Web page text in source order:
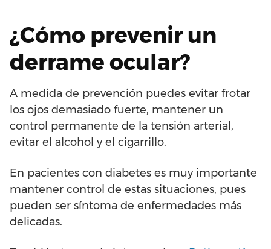
¿Cómo prevenir un
derrame ocular?
A medida de prevención puedes evitar frotar
los ojos demasiado fuerte, mantener un
control permanente de la tensión arterial,
evitar el alcohol y el cigarrillo.
En pacientes con diabetes es muy importante
mantener control de estas situaciones, pues
pueden ser síntoma de enfermedades más
delicadas.